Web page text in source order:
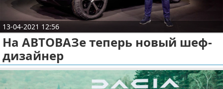
Природа
Философия
Культура
Экономика
Размещение рекламы
Для правообладателей
Условия предоставления информации
Отказ от ответственности
13-04-2021 12:56
На АВТОВАЗе теперь новый шеф-
дизайнер